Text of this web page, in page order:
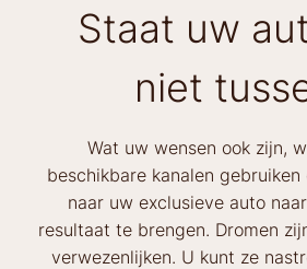
Staat uw
niet
Wat uw wensen ook zijn,
beschikbare kanalen
naar uw exclusieve auto
resultaat te brengen. Dromen
verwezenlijken. U kunt ze